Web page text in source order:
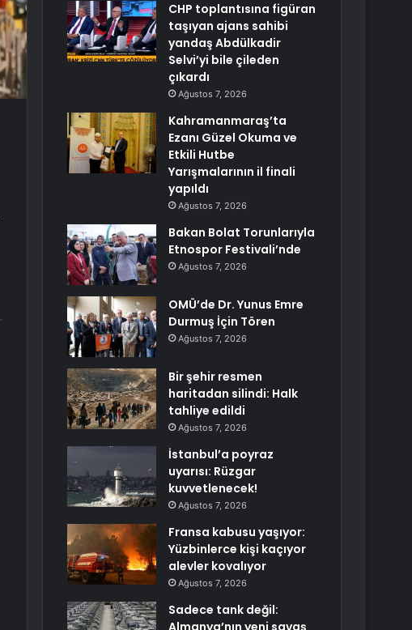
CHP toplantısına figüran
taşıyan ajans sahibi
yandaş Abdülkadir
Selvi’yi bile çileden
çıkardı
Ağustos 7, 2026
Kahramanmaraş’ta
Ezanı Güzel Okuma ve
Etkili Hutbe
Yarışmalarının il finali
yapıldı
Ağustos 7, 2026
Bakan Bolat Torunlarıyla
Etnospor Festivali’nde
Ağustos 7, 2026
OMÜ’de Dr. Yunus Emre
Durmuş İçin Tören
Ağustos 7, 2026
Bir şehir resmen
haritadan silindi: Halk
tahliye edildi
Ağustos 7, 2026
İstanbul’a poyraz
uyarısı: Rüzgar
kuvvetlenecek!
Ağustos 7, 2026
Fransa kabusu yaşıyor:
Yüzbinlerce kişi kaçıyor
alevler kovalıyor
Ağustos 7, 2026
Sadece tank değil:
Almanya’nın yeni savaş